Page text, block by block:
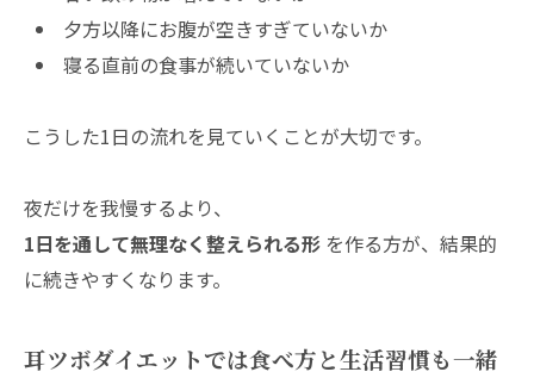
夕方以降にお腹が空きすぎていないか
寝る直前の食事が続いていないか
こうした1日の流れを見ていくことが大切です。
夜だけを我慢するより、
1日を通して無理なく整えられる形 を作る方が、結果的
に続きやすくなります。
耳ツボダイエットでは食べ方と生活習慣も一緒